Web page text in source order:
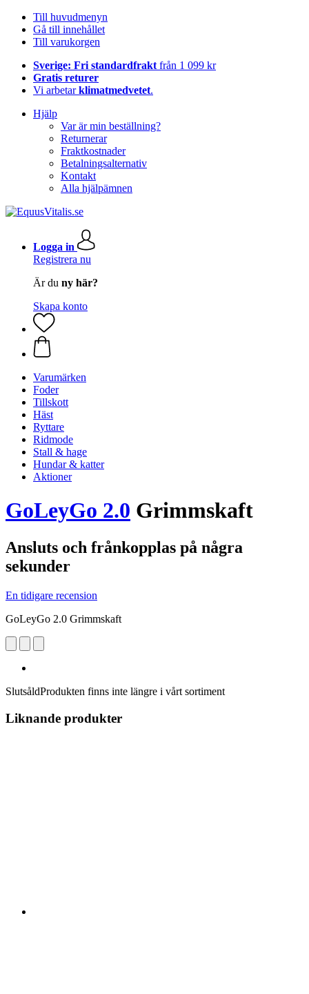
Till huvudmenyn
Gå till innehållet
Till varukorgen
Sverige: Fri standardfrakt från 1 099 kr
Gratis returer
Vi arbetarklimatmedvetet.
Hjälp
Var är min beställning?
Returnerar
Fraktkostnader
Betalningsalternativ
Kontakt
Alla hjälpämnen
Logga in
Registrera nu
Är du ny här?
Skapa konto
Varumärken
Foder
Tillskott
Häst
Ryttare
Ridmode
Stall & hage
Hundar & katter
Aktioner
GoLeyGo 2.0 Grimmskaft
Ansluts och frånkopplas på några
sekunder
En tidigare recension
GoLeyGo 2.0 Grimmskaft
SlutsåldProdukten finns inte längre i vårt sortiment
Liknande produkter